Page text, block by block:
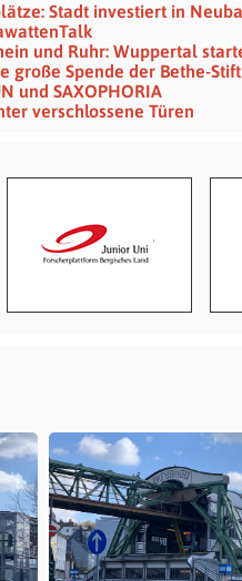
Stadt investiert in
und Ruhr: Wuppertal
große Spende der Bethe-
und SAXOPHORIA
verschlossene Türen